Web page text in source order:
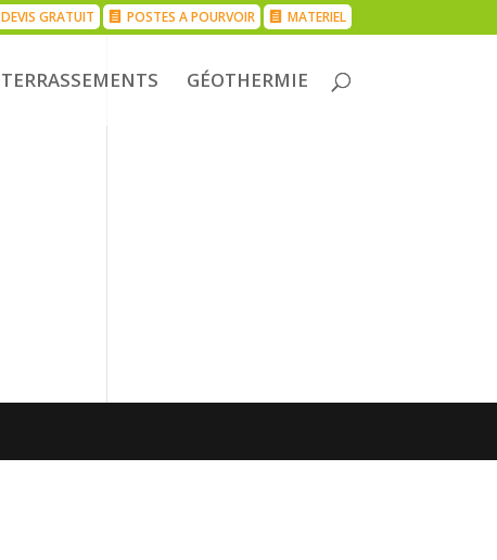
DEVIS GRATUIT POSTES A POURVOIR MATERIEL
TERRASSEMENTS GÉOTHERMIE